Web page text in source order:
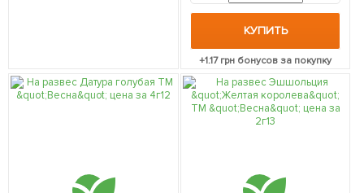
КУПИТЬ
+1.17грн бонусов за покупку